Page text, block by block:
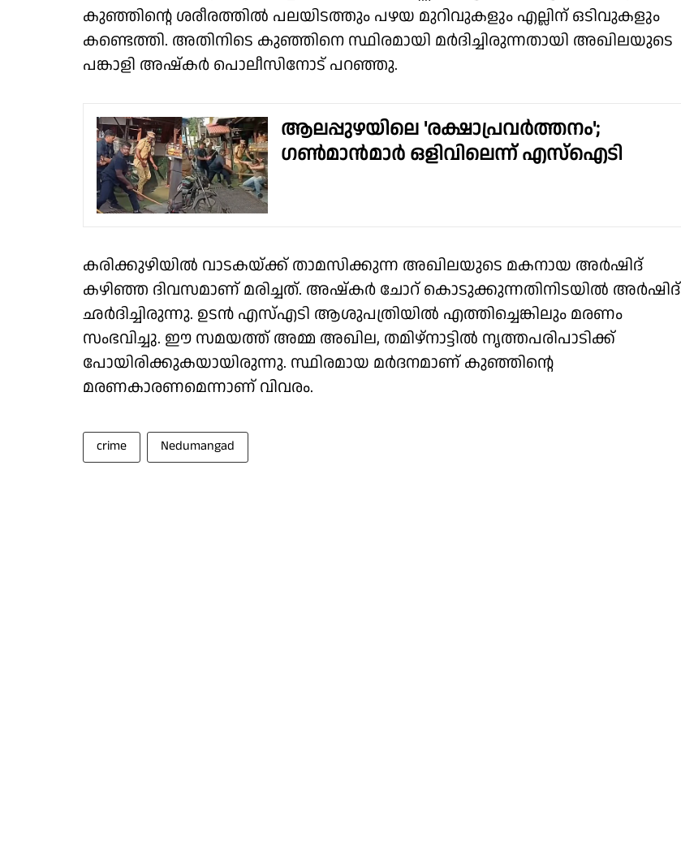
കുഞ്ഞിന്റെ ശരീരത്തിൽ പലയിടത്തും പഴയ മുറിവുകളും എല്ലിന് ഒടിവുകളും
കണ്ടെത്തി. അതിനിടെ കുഞ്ഞിനെ സ്ഥിരമായി മർദിച്ചിരുന്നതായി അഖിലയുടെ
പങ്കാളി അഷ്കർ പൊലീസിനോട് പറഞ്ഞു.
ആലപ്പുഴയിലെ 'രക്ഷാപ്രവർത്തനം';
ഗൺമാൻമാർ ഒളിവിലെന്ന് എസ്ഐടി
കരിക്കുഴിയിൽ വാടകയ്ക്ക് താമസിക്കുന്ന അഖിലയുടെ മകനായ അർഷിദ്
കഴിഞ്ഞ ദിവസമാണ് മരിച്ചത്. അഷ്‌കർ ചോറ് കൊടുക്കുന്നതിനിടയിൽ അർഷിദ്
ഛർദിച്ചിരുന്നു. ഉടൻ എസ്എടി ആശുപത്രിയിൽ എത്തിച്ചെങ്കിലും മരണം
സംഭവിച്ചു. ഈ സമയത്ത് അമ്മ അഖില, തമിഴ്‌നാട്ടിൽ നൃത്തപരിപാടിക്ക്
പോയിരിക്കുകയായിരുന്നു. സ്ഥിരമായ മർദനമാണ് കുഞ്ഞിന്റെ
മരണകാരണമെന്നാണ് വിവരം.
crime Nedumangad